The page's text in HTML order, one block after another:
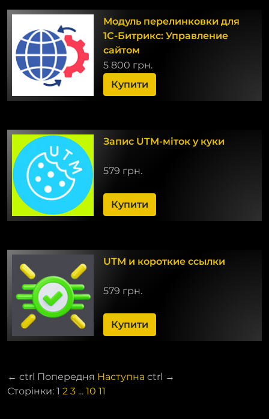
Модуль перелинковки для
1С-Битрикс: Управление
сайтом
5 800 грн.
Купити
Запис UTM-міток у куки
579 грн.
Купити
UTM и короткие ссылки
579 грн.
Купити
← ctrl Попередня Наступна ctrl →
Сторінки: 1 2 3 ... 10 11